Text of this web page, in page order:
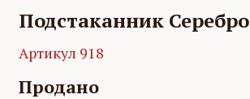
Подстаканник Серебро
Артикул 918
Продано